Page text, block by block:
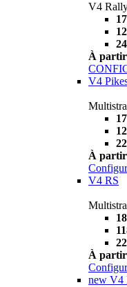
V4
À partir
V4
À partir
V4 RS
À partir
new V4